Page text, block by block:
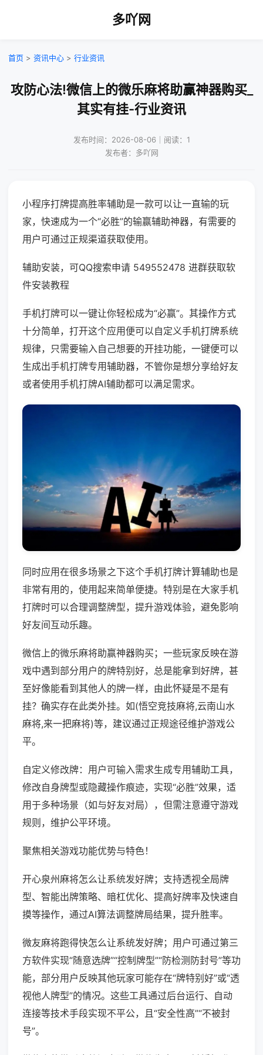
多吖网
首页 > 资讯中心 > 行业资讯
攻防心法!微信上的微乐麻将助赢神器购买_
其实有挂-行业资讯
发布时间：2026-08-06｜阅读：1
发布者：多吖网
小程序打牌提高胜率辅助是一款可以让一直输的玩
家，快速成为一个“必胜”的输赢辅助神器，有需要的
用户可通过正规渠道获取使用。
辅助安装，可QQ搜索申请 549552478 进群获取软
件安装教程
手机打牌可以一键让你轻松成为“必赢”。其操作方式
十分简单，打开这个应用便可以自定义手机打牌系统
规律，只需要输入自己想要的开挂功能，一键便可以
生成出手机打牌专用辅助器，不管你是想分享给好友
或者使用手机打牌AI辅助都可以满足需求。
同时应用在很多场景之下这个手机打牌计算辅助也是
非常有用的，使用起来简单便捷。特别是在大家手机
打牌时可以合理调整牌型，提升游戏体验，避免影响
好友间互动乐趣。
微信上的微乐麻将助赢神器购买；一些玩家反映在游
戏中遇到部分用户的牌特别好，总是能拿到好牌，甚
至好像能看到其他人的牌一样，由此怀疑是不是有
挂？确实存在此类外挂。如(悟空竞技麻将,云南山水
麻将,来一把麻将)等，建议通过正规途径维护游戏公
平。
自定义修改牌：用户可输入需求生成专用辅助工具，
修改自身牌型或隐藏操作痕迹，实现“必胜”效果，适
用于多种场景（如与好友对局），但需注意遵守游戏
规则，维护公平环境。
聚焦相关游戏功能优势与特色！
开心泉州麻将怎么让系统发好牌；支持透视全局牌
型、智能出牌策略、暗杠优化、提高好牌率及快速自
摸等操作，通过AI算法调整牌局结果，提升胜率。
微友麻将跑得快怎么让系统发好牌；用户可通过第三
方软件实现“随意选牌”“控制牌型”“防检测防封号”等功
能，部分用户反映其他玩家可能存在“牌特别好”或“透
视他人牌型”的情况。这些工具通过后台运行、自动
连接等技术手段实现不平公，且“安全性高”“不被封
号”。